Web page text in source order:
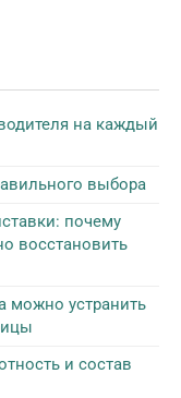
на каждый
выбора
почему
восстановить
можно устранить
и состав